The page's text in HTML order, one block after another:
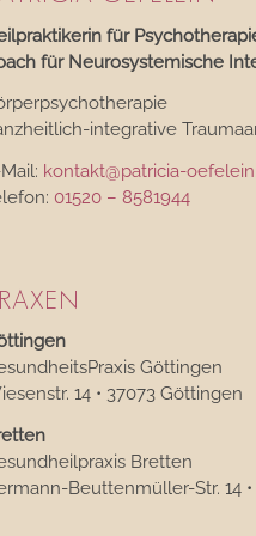
für
für Neurosystemische
integrative
kontakt@patricia-
01520 – 8581944
Göttingen
14 • 37073 Göttingen
Bretten
Beuttenmüller-Str. 14